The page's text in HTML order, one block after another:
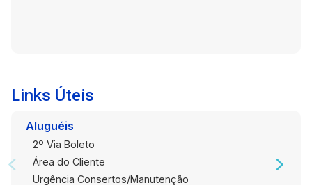
Links Úteis
Aluguéis
2º Via Boleto
Área do Cliente
Urgência Consertos/Manutenção